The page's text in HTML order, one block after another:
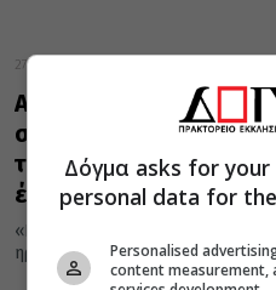
27 Μαΐου 2024
Αρχιεπίσκοπος προς
στην ψυχική σας
την ηρεμία στη ζωή
έρθουν”
«Επενδύστε στην ψυχική σας
ηρεμία στη ζωή σας και όλα τα
Δόγμα asks for
personal data for
Personalised
content measurement,